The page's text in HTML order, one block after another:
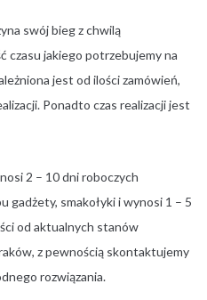
swój bieg z chwilą
czasu jakiego potrzebujemy na
jest od ilości zamówień,
Ponadto czas realizacji jest
2 – 10 dni roboczych
smakołyki i wynosi 1 – 5
od aktualnych stanów
z pewnością skontaktujemy
rozwiązania.